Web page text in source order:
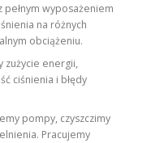
wyposażeniem
na różnych
obciążeniu.
energii,
ciśnienia i błędy
pompy, czyszczimy
Pracujemy